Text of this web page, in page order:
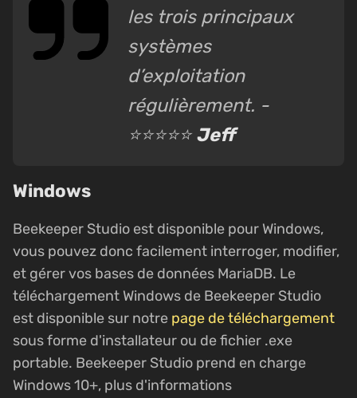
les trois principaux
systèmes
d’exploitation
régulièrement. -
⭐⭐⭐⭐⭐ Jeff
Windows
Beekeeper Studio est disponible pour Windows,
vous pouvez donc facilement interroger, modifier,
et gérer vos bases de données MariaDB. Le
téléchargement Windows de Beekeeper Studio
est disponible sur notre page de téléchargement
sous forme d'installateur ou de fichier .exe
portable. Beekeeper Studio prend en charge
Windows 10+, plus d'informations